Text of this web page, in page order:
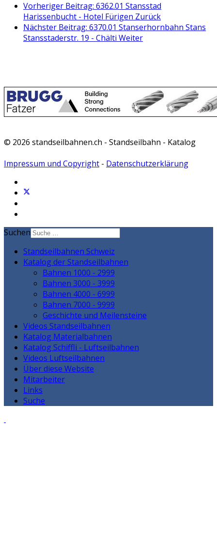
Vorheriger Beitrag: 6362.01 Stansstad
Harissenbucht - Hotel Fürigen Zurück
Nächster Beitrag: 6370.01 Stanserhornbahn Stans
Stansstaderstr. 19 - Chälti Weiter
© 2026 standseilbahnen.ch - Standseilbahn - Katalog
Impressum und Copyright - Datenschutzerklärung
Suchen
Standseilbahnen Schweiz
Katalog der Standseilbahnen
Bahnen 1000 - 2999
Bahnen 3000 - 3999
Bahnen 4000 - 6999
Bahnen 7000 - 9999
Geschichte und Meilensteine
Videos Standseilbahnen
Katalog Materialbahnen
Katalog Schiffli - Luftseilbahnen
Videos Luftseilbahnen
Über diese Website
Mitarbeiter
Links
Suche